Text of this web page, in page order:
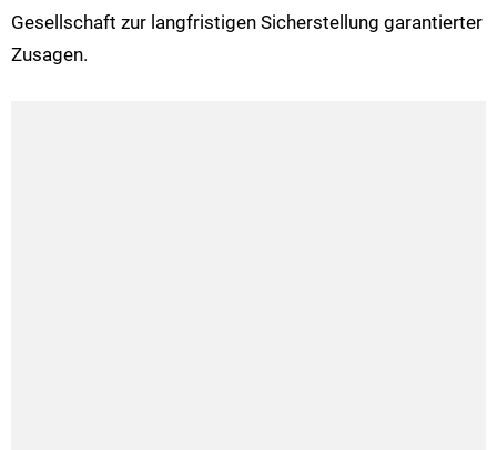
Gesellschaft zur langfristigen Sicherstellung garantierter
Zusagen.